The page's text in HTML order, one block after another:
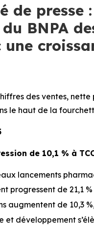
de presse
BNPA
une
des ventes,
le haut de la
de 10,1 % à
lancements
progressent de 21,1
augmentent de 10,3
et développement